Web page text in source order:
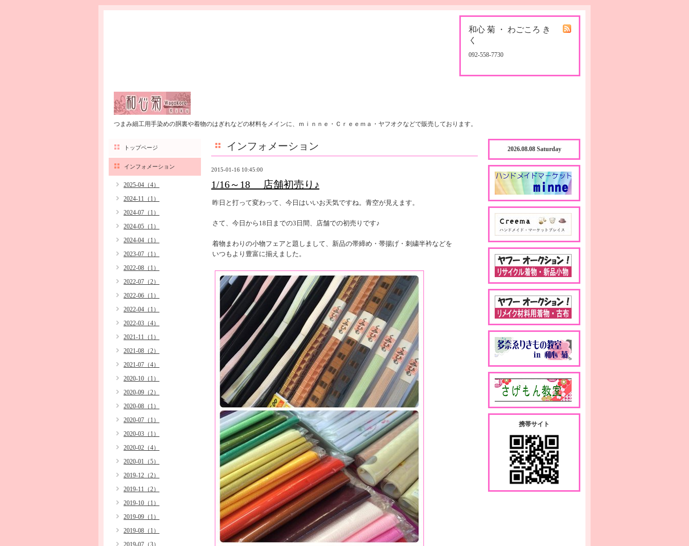
和心 菊 ・ わごころ き
く
092-558-7730
つまみ細工用手染めの胴裏や着物のはぎれなどの材料をメインに、ｍｉｎｎｅ・Ｃｒｅｅｍａ・ヤフオクなどで販売しております。
インフォメーション
2015-01-16 10:45:00
1/16～18 店舗初売り♪
昨日と打って変わって、今日はいいお天気ですね。青空が見えます。
さて、今日から18日までの3日間、店舗での初売りです♪
着物まわりの小物フェアと題しまして、新品の帯締め・帯揚げ・刺繍半衿などを
いつもより豊富に揃えました。
トップページ
インフォメーション
2025-04（4）
2024-11（1）
2024-07（1）
2024-05（1）
2024-04（1）
2023-07（1）
2022-08（1）
2022-07（2）
2022-06（1）
2022-04（1）
2022-03（4）
2021-11（1）
2021-08（2）
2021-07（4）
2020-10（1）
2020-09（2）
2020-08（1）
2020-07（1）
2020-03（1）
2020-02（4）
2020-01（5）
2019-12（2）
2019-11（2）
2019-10（1）
2019-09（1）
2019-08（1）
2019-07（3）
2026.08.08 Saturday
携帯サイト